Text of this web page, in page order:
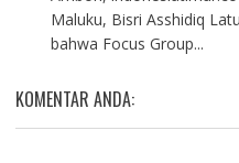
Maluku, Bisri Asshidiq
bahwa Focus Group...
KOMENTAR ANDA: